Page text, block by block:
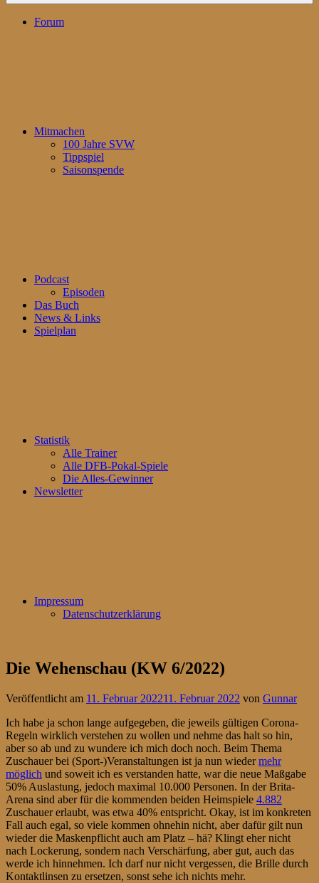
Forum
Mitmachen
100 Jahre SVW
Tippspiel
Saisonspende
Podcast
Episoden
Das Buch
News & Links
Spielplan
Statistik
Alle Trainer
Alle DFB-Pokal-Spiele
Die Alles-Gewinner
Newsletter
Impressum
Datenschutzerklärung
Die Wehenschau (KW 6/2022)
Veröffentlicht am 11. Februar 202211. Februar 2022 von Gunnar
Ich habe ja schon lange aufgegeben, die jeweils gültigen Corona-
Regeln wirklich verstehen zu wollen und nehme das halt so hin,
aber so ab und zu wundere ich mich doch noch. Beim Thema
Zuschauer bei (Sport-)Veranstaltungen ist ja nun wiedermehr
möglich und soweit ich es verstanden hatte, war die neue Maßgabe
50% Auslastung, jedoch maximal 10.000 Personen. In der Brita-
Arena sind aber für die kommenden beiden Heimspiele 4.882
Zuschauer erlaubt, was etwa 40% entspricht. Okay, ist im konkreten
Fall auch egal, so viele kommen ohnehin nicht, aber dafür gilt nun
wieder die Maskenpflicht auch am Platz – hä? Klingt eher nicht
nach Lockerung, sondern nach Verschärfung, aber gut, auch das
werde ich hinnehmen. Ich darf nur nicht vergessen, die Brille durch
Kontaktlinsen zu ersetzen, sonst sehe ich nichts mehr.